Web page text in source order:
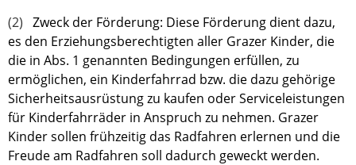
(2) Zweck der Förderung: Diese Förderung dient dazu,
es den Erziehungsberechtigten aller Grazer Kinder, die
die in Abs. 1 genannten Bedingungen erfüllen, zu
ermöglichen, ein Kinderfahrrad bzw. die dazu gehörige
Sicherheitsausrüstung zu kaufen oder Serviceleistungen
für Kinderfahrräder in Anspruch zu nehmen. Grazer
Kinder sollen frühzeitig das Radfahren erlernen und die
Freude am Radfahren soll dadurch geweckt werden.